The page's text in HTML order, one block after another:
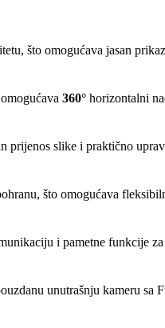
što omogućava jasan
360° horizontalni
prijenos slike i praktično
što omogućava
i pametne funkcije
unutrašnju kameru